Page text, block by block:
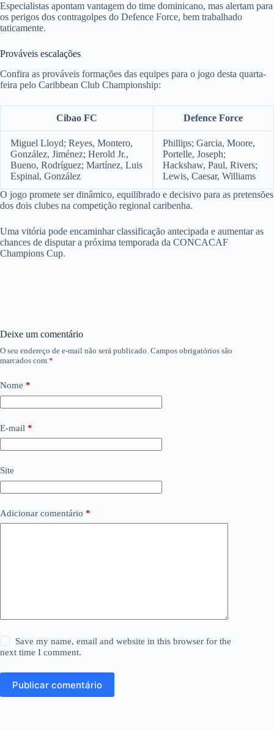
Especialistas apontam vantagem do time dominicano, mas alertam para
os perigos dos contragolpes do Defence Force, bem trabalhado
taticamente.
Prováveis escalações
Confira as prováveis formações das equipes para o jogo desta quarta-
feira pelo Caribbean Club Championship:
Cibao FC Defence Force
Miguel Lloyd; Reyes, Montero,
González, Jiménez; Herold Jr.,
Bueno, Rodríguez; Martínez, Luis
Espinal, González
Phillips; Garcia, Moore,
Portelle, Joseph;
Hackshaw, Paul, Rivers;
Lewis, Caesar, Williams
O jogo promete ser dinâmico, equilibrado e decisivo para as pretensões
dos dois clubes na competição regional caribenha.
Uma vitória pode encaminhar classificação antecipada e aumentar as
chances de disputar a próxima temporada da CONCACAF
Champions Cup.
Deixe um comentário
O seu endereço de e-mail não será publicado. Campos obrigatórios são
marcados com *
Nome *
E-mail *
Site
Adicionar comentário *
Save my name, email and website in this browser for the
next time I comment.
Publicar comentário